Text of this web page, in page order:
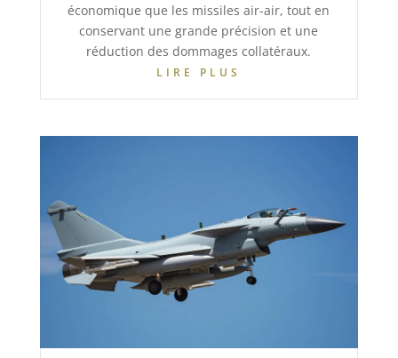
économique que les missiles air-air, tout en
conservant une grande précision et une
réduction des dommages collatéraux.
LIRE PLUS